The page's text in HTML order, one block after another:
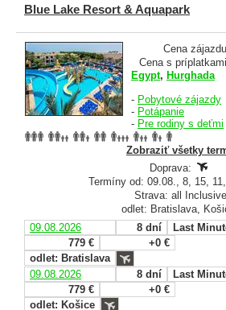
Blue Lake Resort & Aquapark
Cena
Cena s
Egypt, Hurghada
- Pobytové zájazdy
- Potápanie
- Pre rodiny s deťmi
Zobraziť všetky
Doprava:
Termíny od: 09.08., 8, 15,
Strava: all Inclusive
odlet: Bratislava,
09.08.2026
8 dní
Last
779 €
+0 €
odlet: Bratislava
09.08.2026
8 dní
Last
779 €
+0 €
odlet: Košice